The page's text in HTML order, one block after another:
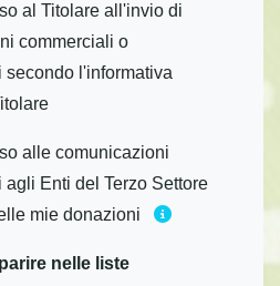
al Titolare all'invio di
commerciali o
secondo l'informativa
alle comunicazioni
agli Enti del Terzo Settore
mie donazioni
nelle liste